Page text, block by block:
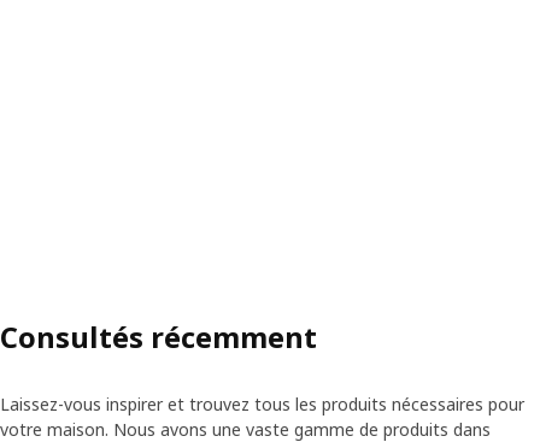
Consultés récemment
Laissez-vous inspirer et trouvez tous les produits nécessaires pour
votre maison. Nous avons une vaste gamme de produits dans